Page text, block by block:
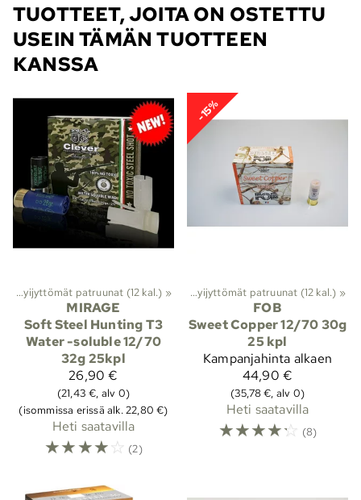
TUOTTEET, JOITA ON OSTETTU
USEIN TÄMÄN TUOTTEEN
KANSSA
Lyijyttömät patruunat (12 kal.) ‪»
MIRAGE
Soft Steel Hunting T3
Water -soluble 12/70
32g 25kpl
26,90 €
(21,43 €, alv 0)
(isommissa erissä alk. 22,80 €)
Heti saatavilla
☆☆☆☆☆ (2)
-15%
‪»Haulikon patruunat‪» Kaliiperi 12 Lyijyttömät patruunat (12 kal.) ‪»
FOB
Sweet Copper 12/70 30g
25 kpl
Kampanjahinta alkaen
44,90 €
(35,78 €, alv 0)
Heti saatavilla
☆☆☆☆☆ (8)